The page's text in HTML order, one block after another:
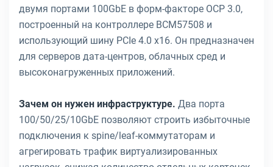
двумя портами 100GbE в форм-факторе OCP 3.0,
построенный на контроллере BCM57508 и
использующий шину PCIe 4.0 x16. Он предназначен
для серверов дата-центров, облачных сред и
высоконагруженных приложений.
Зачем он нужен инфраструктуре. Два порта
100/50/25/10GbE позволяют строить избыточные
подключения к spine/leaf-коммутаторам и
агрегировать трафик виртуализированных